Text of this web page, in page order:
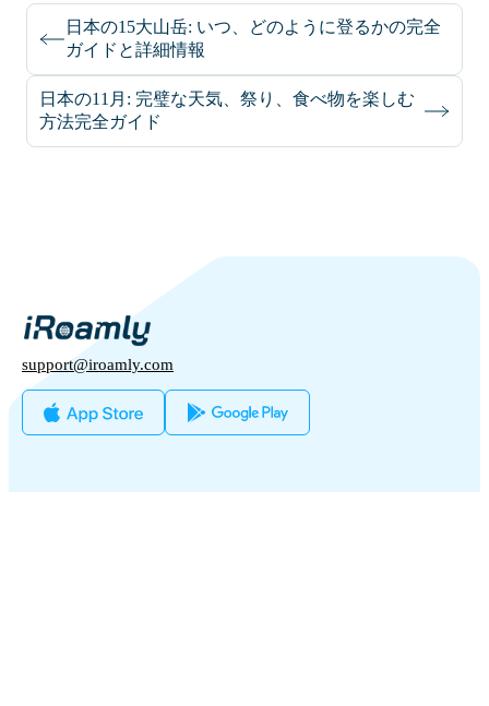
日本の15大山岳: いつ、どのように登るかの完全
ガイドと詳細情報
日本の11月: 完璧な天気、祭り、食べ物を楽しむ
方法完全ガイド
support@iroamly.com